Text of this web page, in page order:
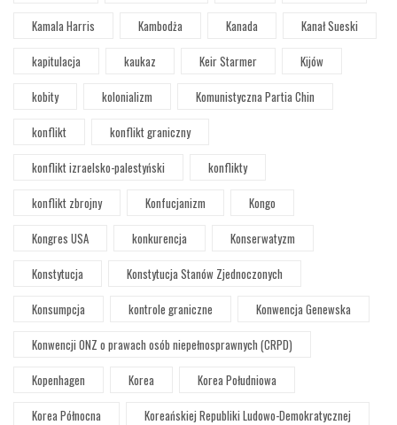
Kamala Harris
Kambodża Kanada
Kanał Sueski
kapitulacja
kaukaz Keir Starmer
Kijów
kobity
kolonializm
Komunistyczna Partia Chin
konflikt
konflikt graniczny
konflikt izraelsko-palestyński
konflikty
konflikt zbrojny
Konfucjanizm
Kongo
Kongres USA
konkurencja
Konserwatyzm
Konstytucja
Konstytucja Stanów Zjednoczonych
Konsumpcja
kontrole graniczne
Konwencja Genewska
Konwencji ONZ o prawach osób niepełnosprawnych (CRPD)
Kopenhagen
Korea
Korea Południowa
Korea Północna
Koreańskiej Republiki Ludowo-Demokratycznej